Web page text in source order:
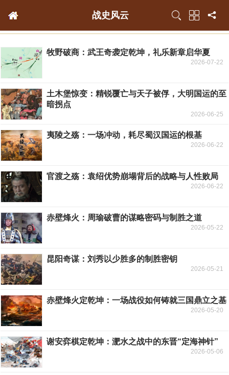
战史风云
牧野破商：武王奇袭定乾坤，礼乐新章启华夏
2026-07-22
土木堡惊变：精锐覆亡与天子被俘，大明国运的至
暗拐点
2026-06-25
夷陵之殇：一场冲动，耗尽蜀汉国运的根基
2026-06-22
官渡之殇：袁绍优势崩塌背后的战略与人性败局
2026-06-22
赤壁烽火：周瑜破曹的谋略密码与制胜之道
2026-05-22
昆阳奇谋：刘秀以少胜多的制胜密钥
2026-05-21
赤壁烽火定乾坤：一场战役如何铸就三国鼎立之基
2026-05-20
谢安弈棋定乾坤：淝水之战中的东晋“定海神针”
2026-05-06